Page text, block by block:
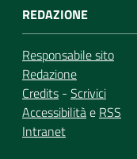
REDAZIONE
Responsabile sito
Redazione
Credits - Scrivici
Accessibilitàe RSS
Intranet